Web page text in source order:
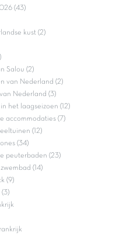
(43)
kust (2)
Salou (2)
van Nederland (2)
Nederland (3)
het laagseizoen (12)
accommodaties (7)
(12)
(34)
peuterbaden (23)
(14)
(9)